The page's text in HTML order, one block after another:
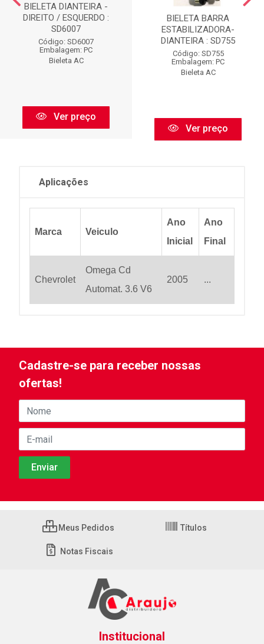
BIELETA DIANTEIRA -
DIREITO / ESQUERDO :
SD6007
Código: SD6007
Embalagem: PC
Bieleta AC
Ver preço
BIELETA BARRA
ESTABILIZADORA-
DIANTEIRA : SD755
Código: SD755
Embalagem: PC
Bieleta AC
Ver preço
Aplicações
Marca Veiculo
Ano
Inicial
Ano
Final
Chevrolet
Omega Cd
Automat. 3.6 V6
2005 ...
Cadastre-se para receber nossas
ofertas!
Meus Pedidos Títulos
Notas Fiscais
Institucional